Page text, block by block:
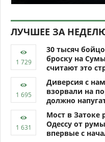
ЛУЧШЕЕ ЗА
30 тысяч
броску на
считают это
Диверсия с
взорвали на
должно
Мост в Затоке
Одессу от
впервые с